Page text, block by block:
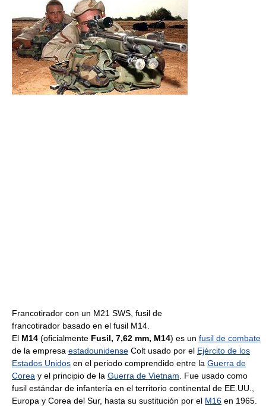
Francotirador con un M21 SWS, fusil de
francotirador basado en el fusil M14.
El M14 (oficialmente Fusil, 7,62 mm, M14) es un fusil de combate
de la empresa estadounidense Colt usado por el Ejército de los
Estados Unidos en el periodo comprendido entre la Guerra de
Corea y el principio de la Guerra de Vietnam. Fue usado como
fusil estándar de infantería en el territorio continental de EE.UU.,
Europa y Corea del Sur, hasta su sustitución por el M16 en 1965.